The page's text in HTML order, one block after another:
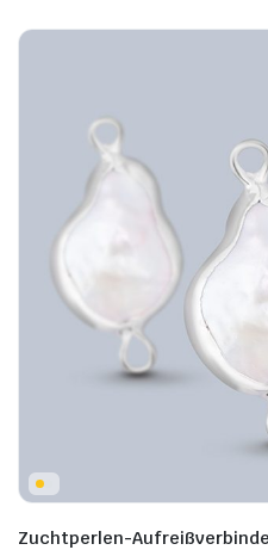
Zuchtperlen-